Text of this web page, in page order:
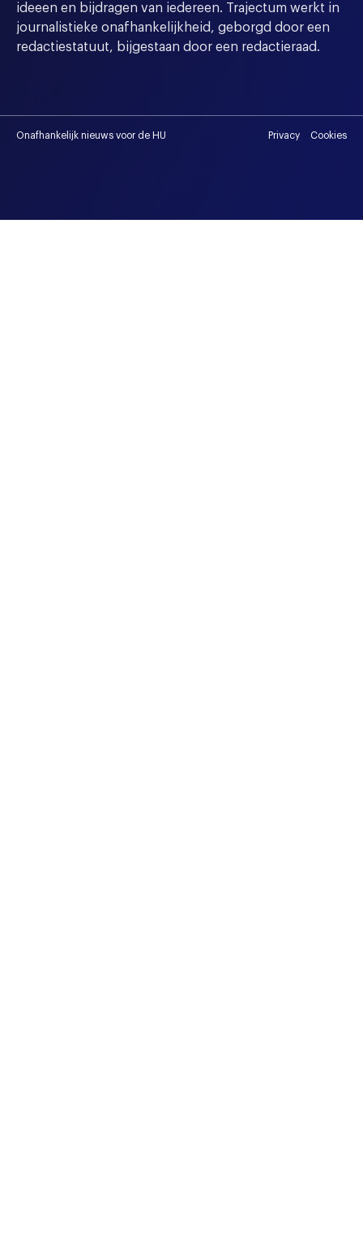
ideeen en bijdragen van iedereen. Trajectum werkt in
journalistieke onafhankelijkheid, geborgd door een
redactiestatuut, bijgestaan door een redactieraad.
Onafhankelijk nieuws voor de HU Privacy Cookies